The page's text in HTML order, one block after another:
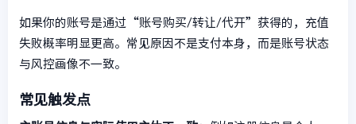
如果你的账号是通过“账号购买/转让/代开”获得的，充值
失败概率明显更高。常见原因不是支付本身，而是账号状态
与风控画像不一致。
常见触发点